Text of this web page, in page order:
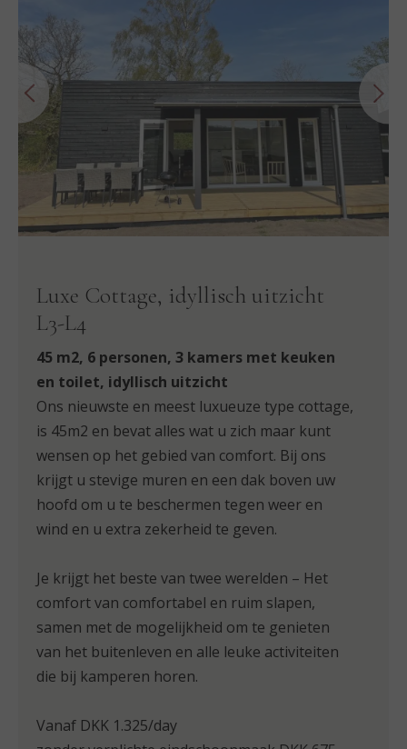
Luxe Cottage, idyllisch uitzicht
L3-L4
45 m2, 6 personen, 3 kamers met keuken
en toilet, idyllisch uitzicht
Ons nieuwste en meest luxueuze type cottage,
is 45m2 en bevat alles wat u zich maar kunt
wensen op het gebied van comfort. Bij ons
hoofd om u te beschermen tegen weer en
wind en u extra zekerheid te geven.
Je krijgt het beste van twee werelden – Het
comfort van comfortabel en ruim slapen,
van het buitenleven en alle leuke activiteiten
die bij kamperen horen.